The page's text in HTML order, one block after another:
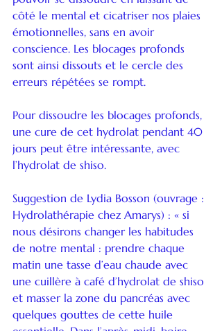
côté le mental et cicatriser nos plaies
émotionnelles, sans en avoir
conscience. Les blocages profonds
sont ainsi dissouts et le cercle des
erreurs répétées se rompt.
Pour dissoudre les blocages profonds,
une cure de cet hydrolat pendant 40
jours peut être intéressante, avec
l’hydrolat de shiso.
Suggestion de Lydia Bosson (ouvrage :
Hydrolathérapie chez Amarys) : « si
nous désirons changer les habitudes
de notre mental : prendre chaque
matin une tasse d’eau chaude avec
une cuillère à café d’hydrolat de shiso
et masser la zone du pancréas avec
quelques gouttes de cette huile